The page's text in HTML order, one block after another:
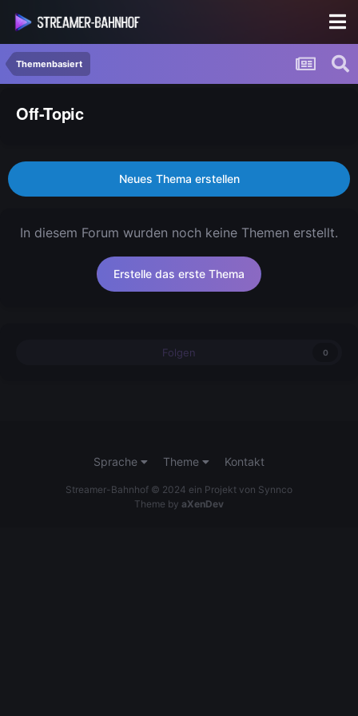
Themenbasiert
Off-Topic
Neues Thema erstellen
In diesem Forum wurden noch keine Themen erstellt.
Erstelle das erste Thema
Folgen 0
Sprache Theme Kontakt
Streamer-Bahnhof © 2024 ein Projekt von Synnco
Theme by aXenDev